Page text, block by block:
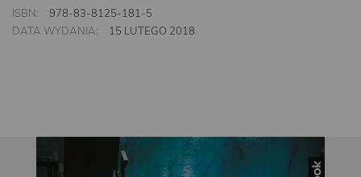
ISBN:
978-83-8125-181-5
DATA WYDANIA:
15 LUTEGO 2018